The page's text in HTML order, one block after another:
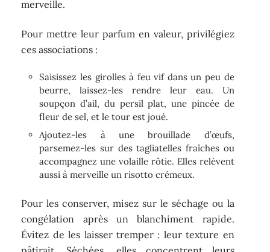
chanterelle. Elle s’invite aussi bien dans une
pour le plus grand plaisir des gourmets.
sans excès d’eau : un passage rapide sous un
filet ou un brossage doux suffit à préserver leur
parfum. Trop d’humidité les ramollit et affadit
leur goût. En cuisine, la simplicité leur va à
merveille.
Pour mettre leur parfum en valeur, privilégiez
Saisissez les girolles à feu vif dans un peu de
beurre, laissez-les rendre leur eau. Un
soupçon d’ail, du persil plat, une pincée de